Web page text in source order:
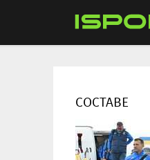
СОСТАВЕ